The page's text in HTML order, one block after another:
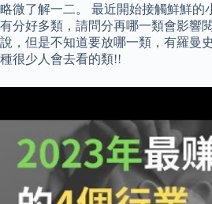
略微了解一二。 最近開始接觸鮮鮮
有分好多類，請問分再哪一類會影響
說，但是不知道要放哪一類，有羅曼
種很少人會去看的類!!